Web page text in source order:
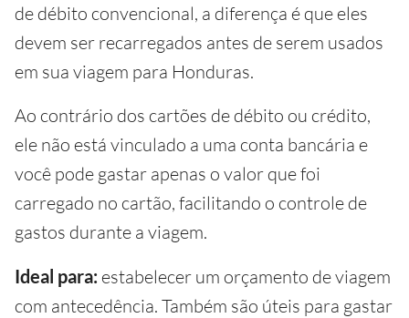
de débito convencional, a diferença é que eles
devem ser recarregados antes de serem usados
em sua viagem para Honduras.
Ao contrário dos cartões de débito ou crédito,
ele não está vinculado a uma conta bancária e
você pode gastar apenas o valor que foi
carregado no cartão, facilitando o controle de
gastos durante a viagem.
Ideal para: estabelecer um orçamento de viagem
com antecedência. Também são úteis para gastar